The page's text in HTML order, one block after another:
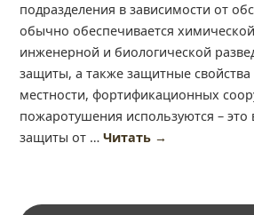
подразделения в зависимости от
обычно обеспечивается
инженерной и биологической
защиты, а также защитные
местности, фортификационных
пожаротушения используются – это
защиты от … Читать →